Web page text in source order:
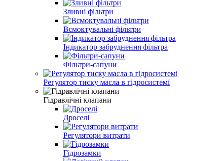
Зливні фільтри
Всмоктувальні фільтри
Індикатор забруднення фільтра
Фільтри-сапуни
Регулятор тиску масла в гідросистемі
Гідравлічні клапани
Дроселі
Регулятори витрати
Гідрозамки